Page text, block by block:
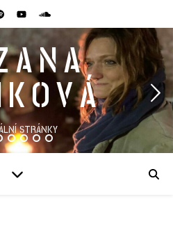
STRÁNKY